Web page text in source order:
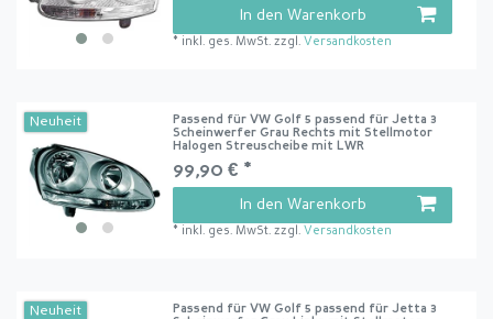
In den Warenkorb
* inkl. ges. MwSt. zzgl. Versandkosten
Neuheit
Passend für VW Golf 5 passend für Jetta 3
Scheinwerfer Grau Rechts mit Stellmotor
Halogen Streuscheibe mit LWR
99,90 € *
In den Warenkorb
* inkl. ges. MwSt. zzgl. Versandkosten
Neuheit
Passend für VW Golf 5 passend für Jetta 3